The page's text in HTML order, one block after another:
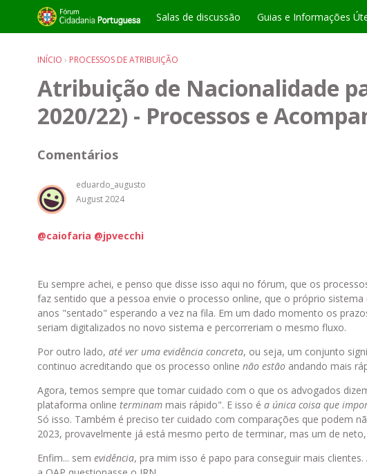
Salas de discussão Guias e Informações
INÍCIO › PROCESSOS DE ATRIBUIÇÃO
Atribuição de Nacionalidade
2020/22) - Processos e
Comentários
eduardo_augusto
August 2024
@caiofaria @jpvecchi
Eu sempre achei, e penso que disse isso aqui no fórum, que os
faz sentido que a pessoa envie o processo online, que o próprio
anos "sentado" esperando a vez na fila. Em um dado momento os
seriam digitalizados no novo sistema e percorreriam o mesmo fluxo.
Por outro lado, até ver uma evidência concreta, ou seja, um conjunto
continuo acreditando que os processo online não estão andando mais
Agora, temos sempre que tomar cuidado com o que os advogados
plataforma online terminam mais rápido". E isso é a única coisa que
Só isso. Também é preciso ter cuidado com comparações que podem
2023, provavelmente já está mesmo perto de terminar, mas um de
Enfim... sem evidência, pra mim isso é papo para conseguir mais